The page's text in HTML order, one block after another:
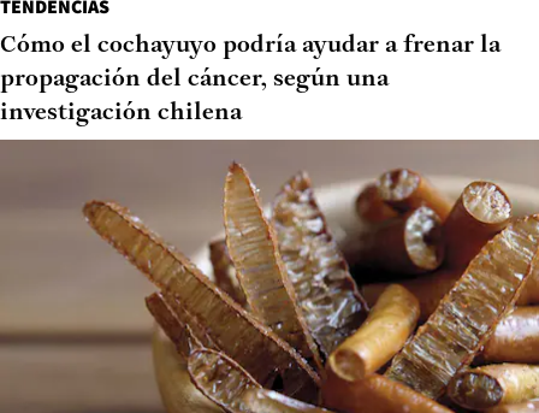
TENDENCIAS
Cómo el cochayuyo podría ayudar a frenar la
propagación del cáncer, según una
investigación chilena